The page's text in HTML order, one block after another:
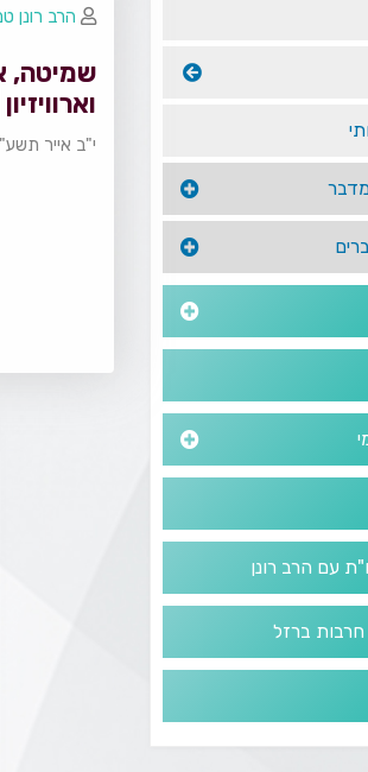
עם הרב רונן
ברזל
שמיטה,
י"ב אייר
הרב רונן